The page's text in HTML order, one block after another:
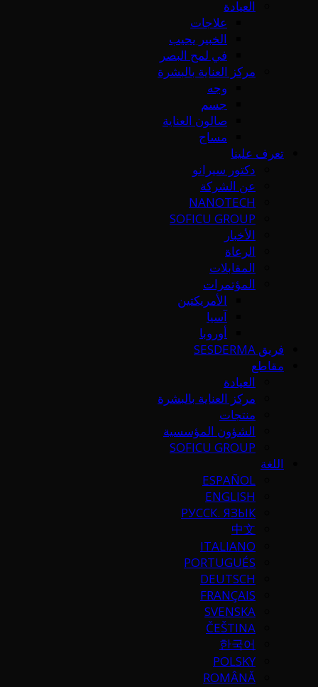
العيادة
علاجات
الخبير يجيب
في لمح البصر
مركز العناية بالبشرة
وجه
جسم
صالون العناية
مساج
تعرف علينا
دكتور سيرانو
عن الشركة
NANOTECH
SOFICU GROUP
الأخبار
الرعاة
المقابلات
المؤتمرات
الأمريكتين
آسيا
أوروبا
فريق SESDERMA
مقاطع
العيادة
مركز العناية بالبشرة
منتجات
الشؤون المؤسسية
SOFICU GROUP
اللغة
ESPAÑOL
ENGLISH
РУССК. ЯЗЫК
中文
ITALIANO
PORTUGUÉS
DEUTSCH
FRANÇAIS
SVENSKA
ČEŠTINA
한국어
POLSKY
ROMÂNĂ